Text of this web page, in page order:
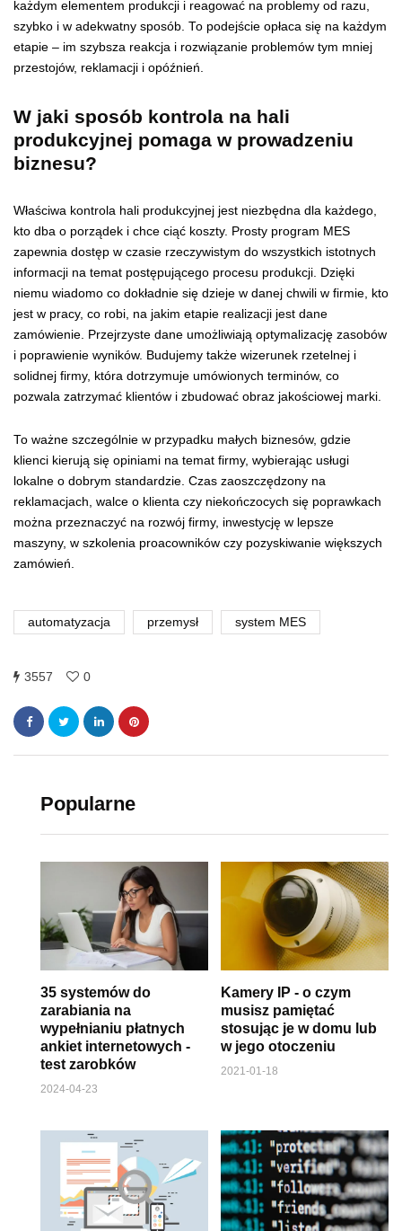
każdym elementem produkcji i reagować na problemy od razu,
szybko i w adekwatny sposób. To podejście opłaca się na każdym
etapie – im szybsza reakcja i rozwiązanie problemów tym mniej
przestojów, reklamacji i opóźnień.
W jaki sposób kontrola na hali
produkcyjnej pomaga w prowadzeniu
biznesu?
Właściwa kontrola hali produkcyjnej jest niezbędna dla każdego,
kto dba o porządek i chce ciąć koszty. Prosty program MES
zapewnia dostęp w czasie rzeczywistym do wszystkich istotnych
informacji na temat postępującego procesu produkcji. Dzięki
niemu wiadomo co dokładnie się dzieje w danej chwili w firmie, kto
jest w pracy, co robi, na jakim etapie realizacji jest dane
zamówienie. Przejrzyste dane umożliwiają optymalizację zasobów
i poprawienie wyników. Budujemy także wizerunek rzetelnej i
solidnej firmy, która dotrzymuje umówionych terminów, co
pozwala zatrzymać klientów i zbudować obraz jakościowej marki.
To ważne szczególnie w przypadku małych biznesów, gdzie
klienci kierują się opiniami na temat firmy, wybierając usługi
lokalne o dobrym standardzie. Czas zaoszczędzony na
reklamacjach, walce o klienta czy niekończocych się poprawkach
można przeznaczyć na rozwój firmy, inwestycję w lepsze
maszyny, w szkolenia proacowników czy pozyskiwanie większych
zamówień.
automatyzacja przemysł system MES
3557 0
Popularne
35 systemów do
zarabiania na
wypełnianiu płatnych
ankiet internetowych -
test zarobków
2024-04-23
Kamery IP - o czym
musisz pamiętać
stosując je w domu lub
w jego otoczeniu
2021-01-18